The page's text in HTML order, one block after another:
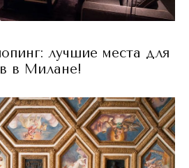
лучшие места для
в Милане!